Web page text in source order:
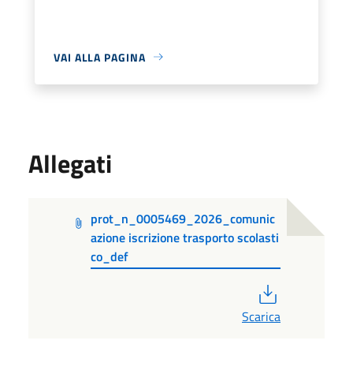
VAI ALLA PAGINA
Allegati
prot_n_0005469_2026_comunic
azione iscrizione trasporto scolasti
co_def
Scarica